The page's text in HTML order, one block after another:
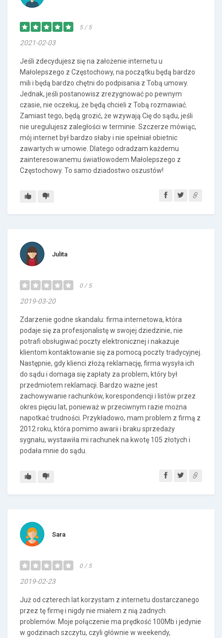
5 / 5
2021-02-03
Jeśli zdecydujesz się na założenie internetu u
Małolepszego z Częstochowy, na początku będą bardzo
mili i będą bardzo chętni do podpisania z Tobą umowy.
Jednak, jeśli postanowisz zrezygnować po pewnym
czasie, nie oczekuj, że będą chcieli z Tobą rozmawiać.
Zamiast tego, będą grozić, że wzywają Cię do sądu, jeśli
nie uregulujesz zaległości w terminie. Szczerze mówiąc,
mój internet był bardzo słaby i nie spełniał obietnic
zawartych w umowie. Dlatego odradzam każdemu
zainteresowanemu światłowodem Małolepszego z
Częstochowy. To samo dziadostwo oszustów!
Julita
0 / 5
2019-03-20
Zdarzenie godne skandalu: firma internetowa, która
podaje się za profesjonalistę w swojej dziedzinie, nie
potrafi obsługiwać poczty elektronicznej i nakazuje
klientom kontaktowanie się za pomocą poczty tradycyjnej.
Następnie, gdy klienci złożą reklamację, firma wysyła ich
do sądu i domaga się zapłaty za problem, który był
przedmiotem reklamacji. Bardzo ważne jest
zachowywanie rachunków, korespondencji i listów przez
okres pięciu lat, ponieważ w przeciwnym razie można
napotkać trudności. Przykładowo, mam problem z firmą z
2012 roku, która pomimo awarii i braku sprzedaży
sygnału, wystawiła mi rachunek na kwotę 105 złotych i
podała mnie do sądu.
Sara
0 / 5
2019-02-23
Już od czterech lat korzystam z internetu dostarczanego
przez tę firmę i nigdy nie miałem z nią żadnych
problemów. Moje połączenie ma prędkość 100Mb i jedynie
w godzinach szczytu, czyli głównie w weekendy,